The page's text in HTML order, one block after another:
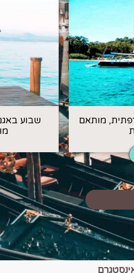
מותאם
שבוע